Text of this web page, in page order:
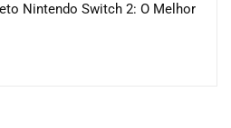
Nintendo Switch 2: O Melhor